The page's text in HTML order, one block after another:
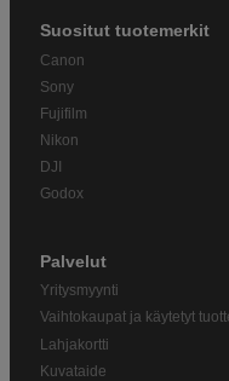
Suositut tuotemerkit
Canon
Sony
Fujifilm
Nikon
DJI
Godox
Palvelut
Yritysmyynti
Vaihtokaupat ja käytetyt
Lahjakortti
Kuvataide